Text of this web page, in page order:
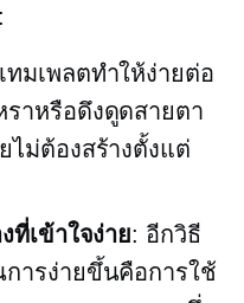
ทมเพลตทำให้ง่ายต่อ
าหรือดึงดูดสายตา
ไม่ต้องสร้างตั้งแต่
ที่เข้าใจง่าย: อีกวิธี
ารง่ายขึ้นคือการใช้